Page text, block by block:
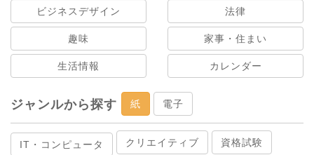
ビジネスデザイン 法律
趣味 家事・住まい
生活情報 カレンダー
ジャンルから探す 紙 電子
IT・コンピュータ クリエイティブ 資格試験